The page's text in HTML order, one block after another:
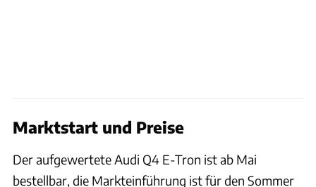
Marktstart und Preise
Der aufgewertete Audi Q4 E-Tron ist ab Mai
bestellbar, die Markteinführung ist für den Sommer